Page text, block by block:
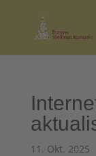
11. Okt. 2025